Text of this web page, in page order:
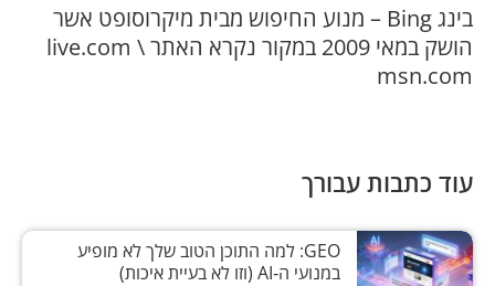
בינג Bing – מנוע החיפוש מבית מיקרוסופט אשר
הושק במאי 2009 במקור נקרא האתר live.com \
msn.com
עוד כתבות עבורך
GEO: למה התוכן הטוב שלך לא מופיע
במנועי ה‑AI (וזו לא בעיית איכות)